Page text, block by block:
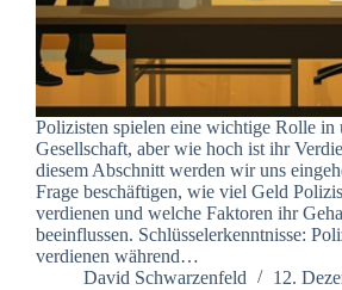
Polizisten spielen eine wichtige Rolle in
Gesellschaft, aber wie hoch ist ihr
diesem Abschnitt werden wir uns
Frage beschäftigen, wie viel Geld
verdienen und welche Faktoren ihr
beeinflussen. Schlüsselerkenntnisse:
verdienen während…
David Schwarzenfeld
12.